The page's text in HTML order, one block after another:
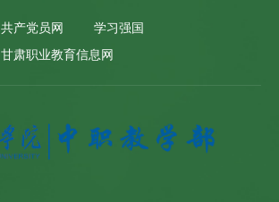
共产党员网
学习强国
甘肃职业教育信息网